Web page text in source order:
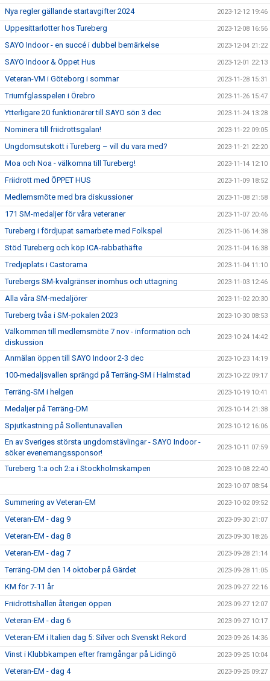
Nya regler gällande startavgifter 2024 2023-12-12 19:46
Uppesittarlotter hos Tureberg 2023-12-08 16:56
SAYO Indoor - en succé i dubbel bemärkelse 2023-12-04 21:22
SAYO Indoor & Öppet Hus 2023-12-01 22:13
Veteran-VM i Göteborg i sommar 2023-11-28 15:31
Triumfglasspelen i Örebro 2023-11-26 15:47
Ytterligare 20 funktionärer till SAYO sön 3 dec 2023-11-24 13:28
Nominera till friidrottsgalan! 2023-11-22 09:05
Ungdomsutskott i Tureberg – vill du vara med? 2023-11-21 22:20
Moa och Noa - välkomna till Tureberg! 2023-11-14 12:10
Friidrott med ÖPPET HUS 2023-11-09 18:52
Medlemsmöte med bra diskussioner 2023-11-08 21:58
171 SM-medaljer för våra veteraner 2023-11-07 20:46
Tureberg i fördjupat samarbete med Folkspel 2023-11-06 14:38
Stöd Tureberg och köp ICA-rabbathäfte 2023-11-04 16:38
Tredjeplats i Castorama 2023-11-04 11:10
Turebergs SM-kvalgränser inomhus och uttagning 2023-11-03 12:46
Alla våra SM-medaljörer 2023-11-02 20:30
Tureberg tvåa i SM-pokalen 2023 2023-10-30 08:53
Välkommen till medlemsmöte 7 nov - information och
diskussion
2023-10-24 14:42
Anmälan öppen till SAYO Indoor 2-3 dec 2023-10-23 14:19
100-medaljsvallen sprängd på Terräng-SM i Halmstad 2023-10-22 09:17
Terräng-SM i helgen 2023-10-19 10:41
Medaljer på Terräng-DM 2023-10-14 21:38
Spjutkastning på Sollentunavallen 2023-10-12 16:06
En av Sveriges största ungdomstävlingar - SAYO Indoor -
söker evenemangssponsor!
2023-10-11 07:59
Tureberg 1:a och 2:a i Stockholmskampen 2023-10-08 22:40
2023-10-07 08:54
Summering av Veteran-EM 2023-10-02 09:52
Veteran-EM - dag 9 2023-09-30 21:07
Veteran-EM - dag 8 2023-09-30 18:26
Veteran-EM - dag 7 2023-09-28 21:14
Terräng-DM den 14 oktober på Gärdet 2023-09-28 11:05
KM för 7-11 år 2023-09-27 22:16
Friidrottshallen återigen öppen 2023-09-27 12:07
Veteran-EM - dag 6 2023-09-27 10:17
Veteran-EM i Italien dag 5: Silver och Svenskt Rekord 2023-09-26 14:36
Vinst i Klubbkampen efter framgångar på Lidingö 2023-09-25 10:04
Veteran-EM - dag 4 2023-09-25 09:27